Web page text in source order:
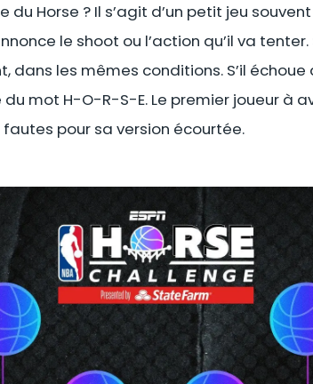
du Horse ? Il s’agit d’un petit jeu
le shoot ou l’action qu’il va
dans les mêmes conditions. S’il
mot H-O-R-S-E. Le premier joueur à
pour sa version écourtée.